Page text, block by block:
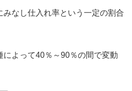
なし仕入れ率という一定の割合
よって40％～90％の間で変動